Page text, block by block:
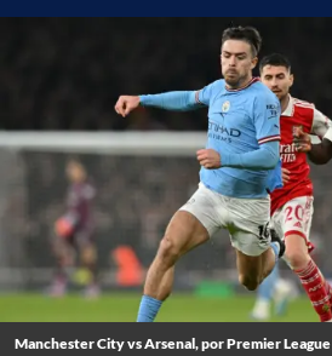
Manchester City vs Arsenal, por Premier League